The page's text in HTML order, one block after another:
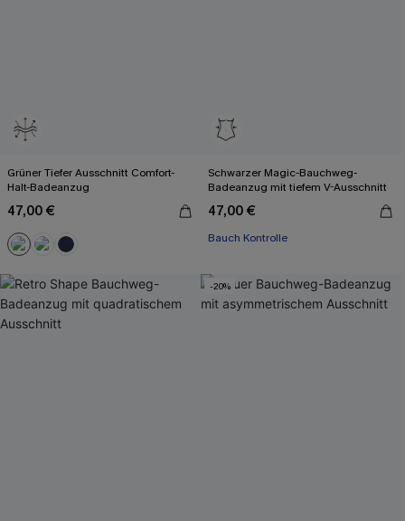
Grüner Tiefer Ausschnitt Comfort-
Halt-Badeanzug
47,00 €
Schwarzer Magic-Bauchweg-
Badeanzug mit tiefem V-Ausschnitt
47,00 €
Bauch Kontrolle
-20%